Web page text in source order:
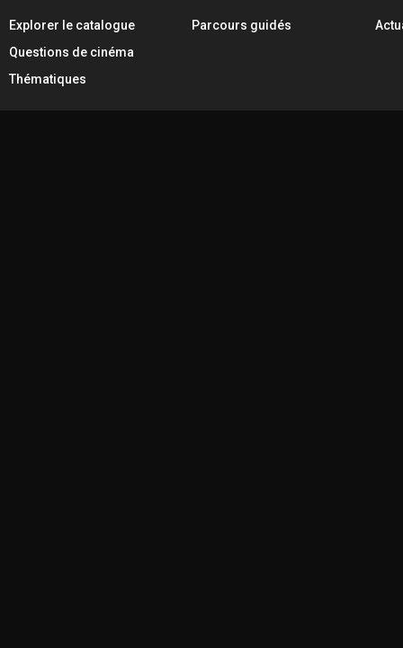
Explorer le catalogue
Questions de cinéma
Thématiques
Parcours guidés